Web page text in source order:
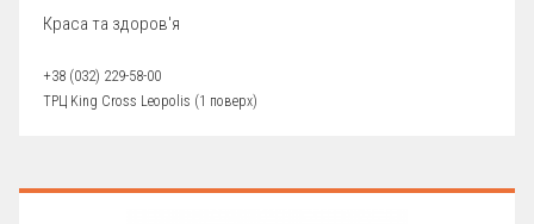
Краса та здоров'я
+38 (032) 229-58-00
ТРЦ King Cross Leopolis (1 поверх)